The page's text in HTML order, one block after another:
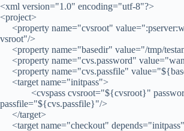
<xml version="1.0" encoding="utf-8"?>
<project>
<property name="cvsroot"
vsroot"/>
<property name="basedir" value="/tmp/
<property name="cvs.password"
<property name="cvs.passfile"
<target name="initpass">
<cvspass cvsroot="${cvsroot}"
passfile="${cvs.passfile}"/>
</target>
<target name="checkout"